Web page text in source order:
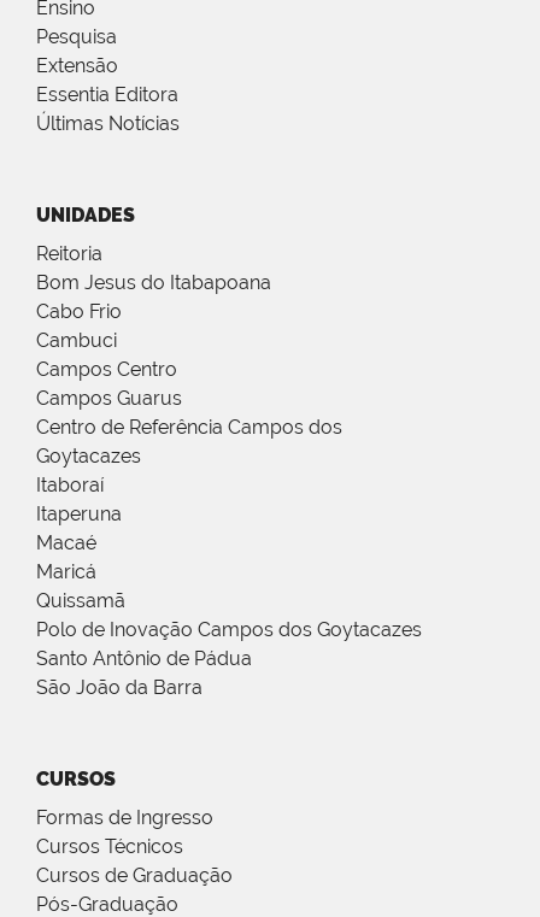
Ensino
Pesquisa
Extensão
Essentia Editora
Últimas Notícias
UNIDADES
Reitoria
Bom Jesus do Itabapoana
Cabo Frio
Cambuci
Campos Centro
Campos Guarus
Centro de Referência Campos dos
Goytacazes
Itaboraí
Itaperuna
Macaé
Maricá
Quissamã
Polo de Inovação Campos dos Goytacazes
Santo Antônio de Pádua
São João da Barra
CURSOS
Formas de Ingresso
Cursos Técnicos
Cursos de Graduação
Pós-Graduação